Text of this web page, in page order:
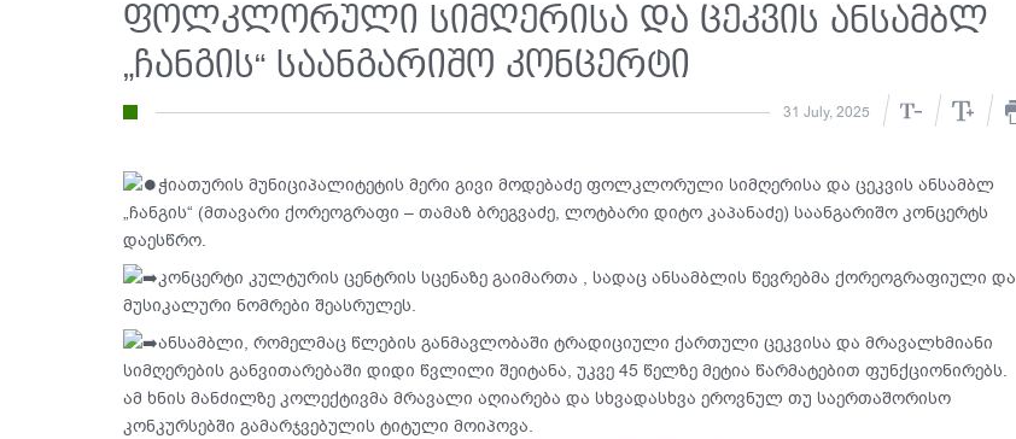
ფოლკლორული სიმღერისა და ცეკვის ანსამბლ
„ჩანგის“ საანგარიშო კონცერტი
31 July, 2025
ჭიათურის მუნიციპალიტეტის მერი გივი მოდებაძე ფოლკლორული სიმღერისა და ცეკვის ანსამბლ
„ჩანგის“ (მთავარი ქორეოგრაფი – თამაზ ბრეგვაძე, ლოტბარი დიტო კაპანაძე) საანგარიშო კონცერტს
დაესწრო.
კონცერტი კულტურის ცენტრის სცენაზე გაიმართა , სადაც ანსამბლის წევრებმა ქორეოგრაფიული და
მუსიკალური ნომრები შეასრულეს.
ანსამბლი, რომელმაც წლების განმავლობაში ტრადიციული ქართული ცეკვისა და მრავალხმიანი
სიმღერების განვითარებაში დიდი წვლილი შეიტანა, უკვე 45 წელზე მეტია წარმატებით ფუნქციონირებს.
ამ ხნის მანძილზე კოლექტივმა მრავალი აღიარება და სხვადასხვა ეროვნულ თუ საერთაშორისო
კონკურსებში გამარჯვებულის ტიტული მოიპოვა.